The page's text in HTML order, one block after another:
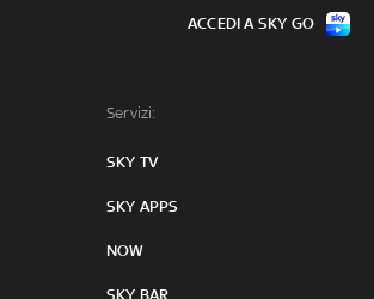
Servizi:
SKY TV
SKY APPS
NOW
SKY BAR
ACCEDI A SKY GO